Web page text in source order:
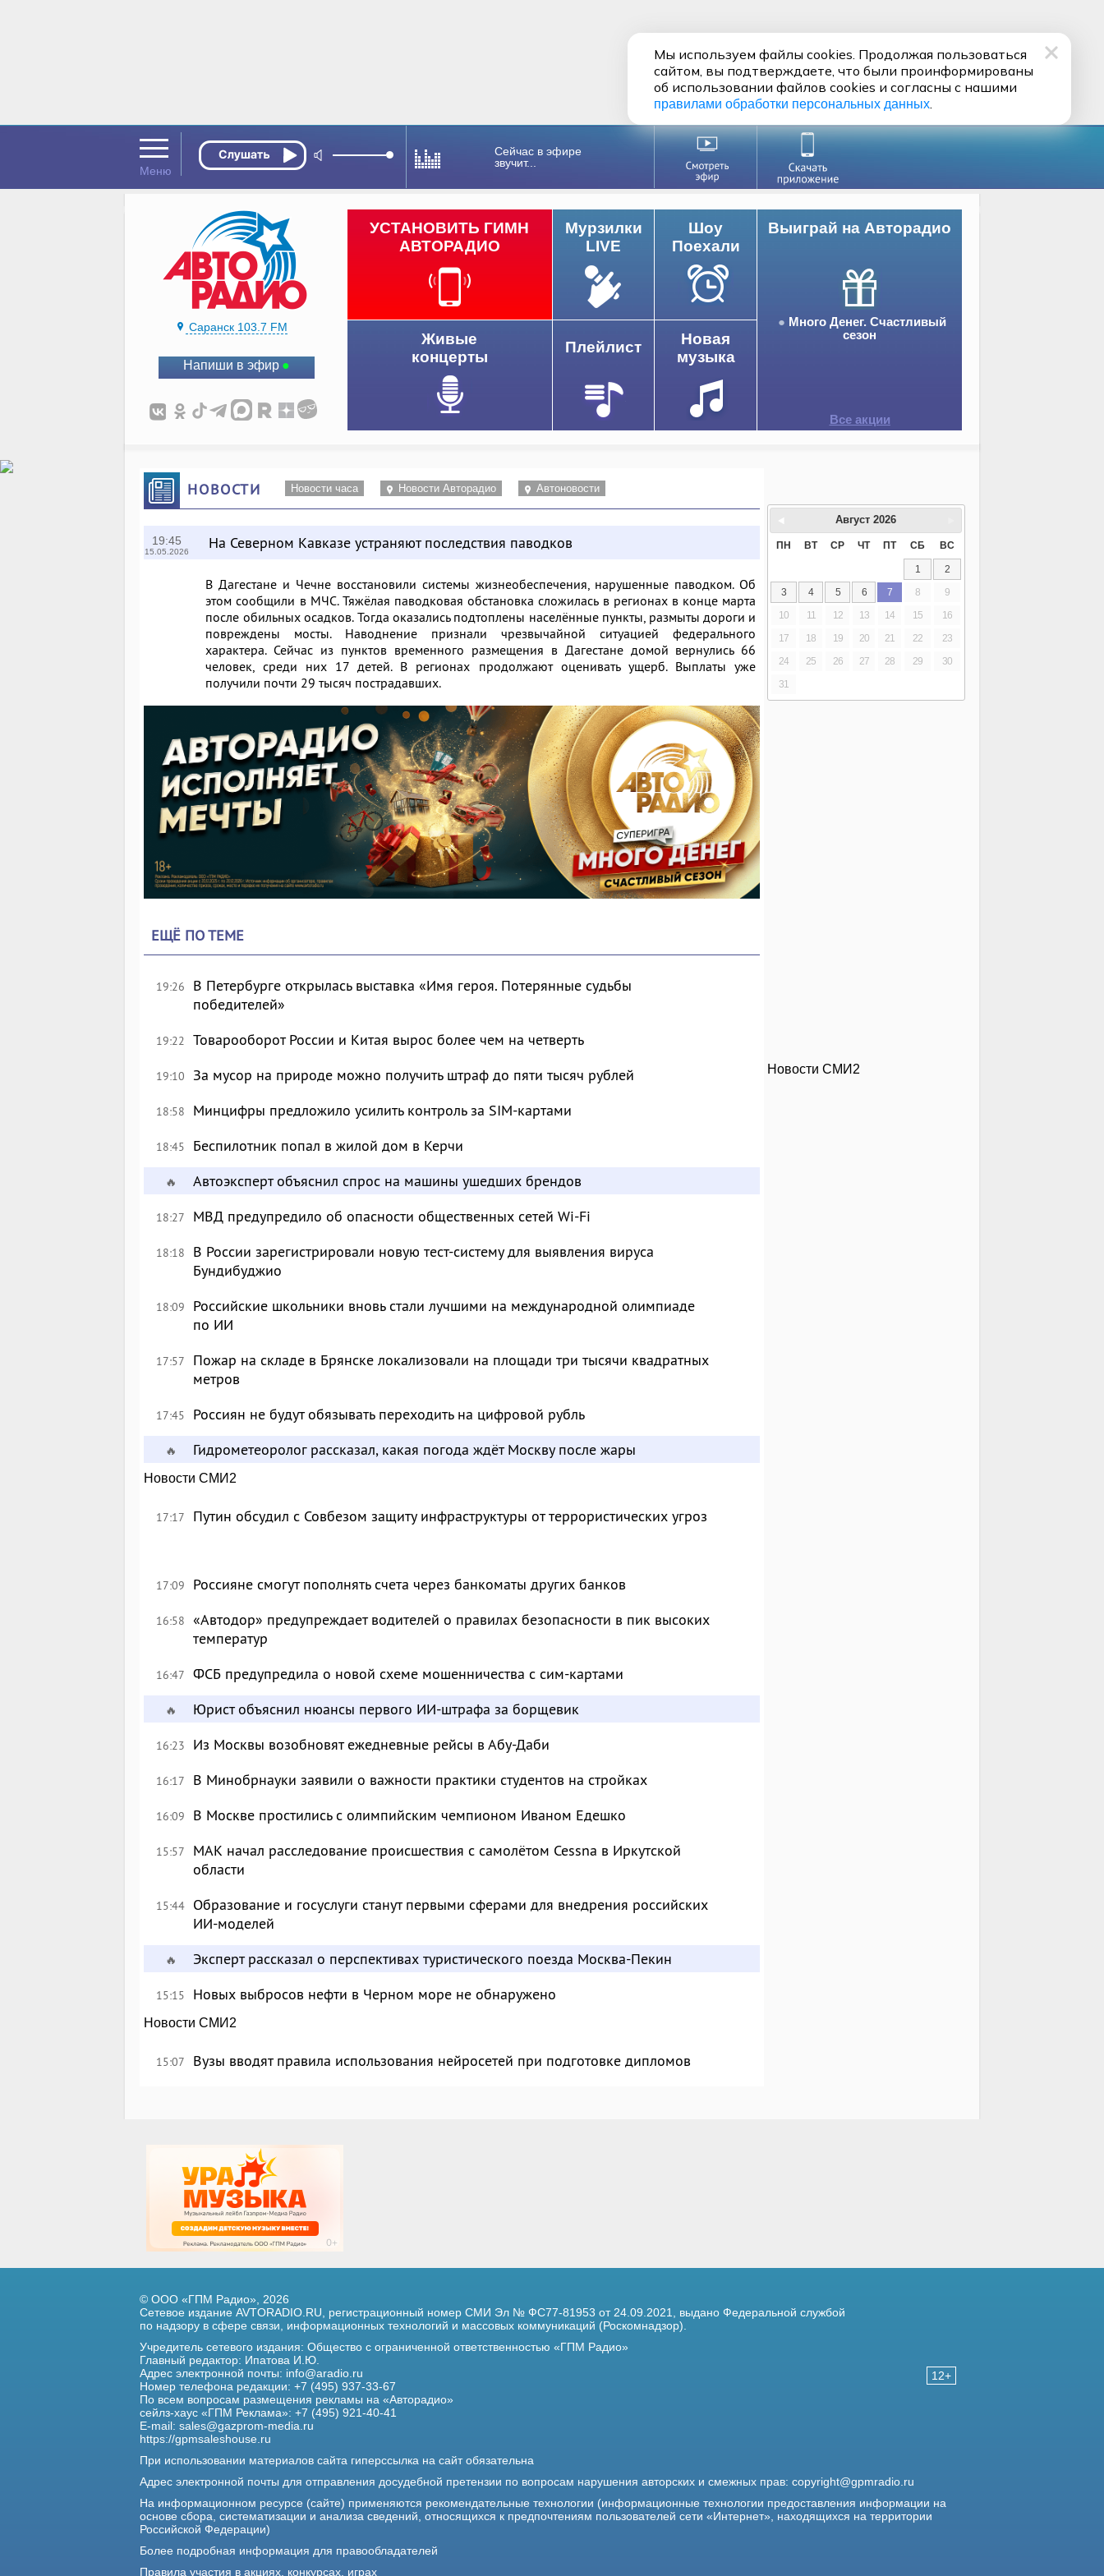
Сейчас в эфире
звучит...
Саранск 103.7 FM
Напиши в эфир
Выиграй на Авторадио
Много Денег. Счастливый
сезон
Все акции
УСТАНОВИТЬ ГИМН
АВТОРАДИО
Мурзилки
LIVE
Шоу
Поехали
Живые
концерты
Плейлист
Новая
музыка
НОВОСТИ Новости часа Новости Авторадио Автоновости
19:45
15.05.2026 На Северном Кавказе устраняют последствия паводков
В Дагестане и Чечне восстановили системы жизнеобеспечения, нарушенные паводком. Об
этом сообщили в МЧС. Тяжёлая паводковая обстановка сложилась в регионах в конце марта
после обильных осадков. Тогда оказались подтоплены населённые пункты, размыты дороги и
повреждены мосты. Наводнение признали чрезвычайной ситуацией федерального
характера. Сейчас из пунктов временного размещения в Дагестане домой вернулись 66
человек, среди них 17 детей. В регионах продолжают оценивать ущерб. Выплаты уже
получили почти 29 тысяч пострадавших.
ЕЩЁ ПО ТЕМЕ
19:26
В Петербурге открылась выставка «Имя героя. Потерянные судьбы
победителей»
19:22 Товарооборот России и Китая вырос более чем на четверть
19:10 За мусор на природе можно получить штраф до пяти тысяч рублей
18:58 Минцифры предложило усилить контроль за SIM-картами
18:45 Беспилотник попал в жилой дом в Керчи
🔥 Автоэксперт объяснил спрос на машины ушедших брендов
18:27 МВД предупредило об опасности общественных сетей Wi-Fi
18:18
В России зарегистрировали новую тест-систему для выявления вируса
Бундибуджио
18:09
Российские школьники вновь стали лучшими на международной олимпиаде
по ИИ
17:57
Пожар на складе в Брянске локализовали на площади три тысячи квадратных
метров
17:45 Россиян не будут обязывать переходить на цифровой рубль
🔥 Гидрометеоролог рассказал, какая погода ждёт Москву после жары
Новости СМИ2
17:17 Путин обсудил с Совбезом защиту инфраструктуры от террористических угроз
17:09 Россияне смогут пополнять счета через банкоматы других банков
16:58 «Автодор» предупреждает водителей о правилах безопасности в пик высоких
температур
16:47 ФСБ предупредила о новой схеме мошенничества с сим-картами
🔥 Юрист объяснил нюансы первого ИИ-штрафа за борщевик
16:23 Из Москвы возобновят ежедневные рейсы в Абу-Даби
16:17 В Минобрнауки заявили о важности практики студентов на стройках
16:09 В Москве простились с олимпийским чемпионом Иваном Едешко
15:57
МАК начал расследование происшествия с самолётом Cessna в Иркутской
области
15:44 Образование и госуслуги станут первыми сферами для внедрения российских
ИИ-моделей
🔥 Эксперт рассказал о перспективах туристического поезда Москва-Пекин
15:15 Новых выбросов нефти в Черном море не обнаружено
Новости СМИ2
15:07 Вузы вводят правила использования нейросетей при подготовке дипломов
Август 2026
ПН ВТ СР ЧТ ПТ СБ ВС
1
2
3
4 5 6 7 8
9
10
11 12 13 14 15
16
17
18 19 20 21 22
23
24
25 26 27 28 29
30
31
Новости СМИ2
12+
© ООО «ГПМ Радио», 2026
Сетевое издание AVTORADIO.RU, регистрационный номер СМИ Эл № ФС77-81953 от 24.09.2021, выдано Федеральной службой
по надзору в сфере связи, информационных технологий и массовых коммуникаций (Роскомнадзор).
Учредитель сетевого издания: Общество с ограниченной ответственностью «ГПМ Радио»
Главный редактор: Ипатова И.Ю.
Адрес электронной почты: info@aradio.ru
Номер телефона редакции: +7 (495) 937-33-67
По всем вопросам размещения рекламы на «Авторадио»
сейлз-хаус «ГПМ Реклама»: +7 (495) 921-40-41
E-mail: sales@gazprom-media.ru
https://gpmsaleshouse.ru
При использовании материалов сайта гиперссылка на сайт обязательна
Адрес электронной почты для отправления досудебной претензии по вопросам нарушения авторских и смежных прав: copyright@gpmradio.ru
На информационном ресурсе (сайте) применяются рекомендательные технологии (информационные технологии предоставления информации на
основе сбора, систематизации и анализа сведений, относящихся к предпочтениям пользователей сети «Интернет», находящихся на территории
Российской Федерации)
Более подробная информация для правообладателей
Правила участия в акциях, конкурсах, играх
Мы используем файлы cookies. Продолжая пользоваться
сайтом, вы подтверждаете, что были проинформированы
об использовании файлов cookies и согласны с нашими
правилами обработки персональных данных.